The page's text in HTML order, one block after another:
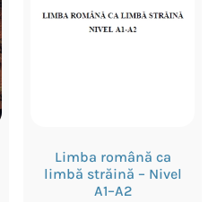
Limba română ca
limbă străină – Nivel
A1–A2